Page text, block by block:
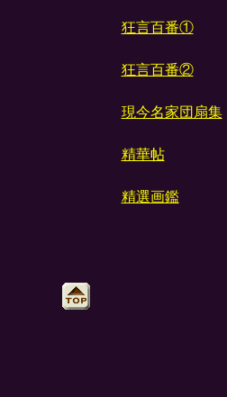
狂言百番①
狂言百番②
現今名家団扇集
精華帖
精選画鑑